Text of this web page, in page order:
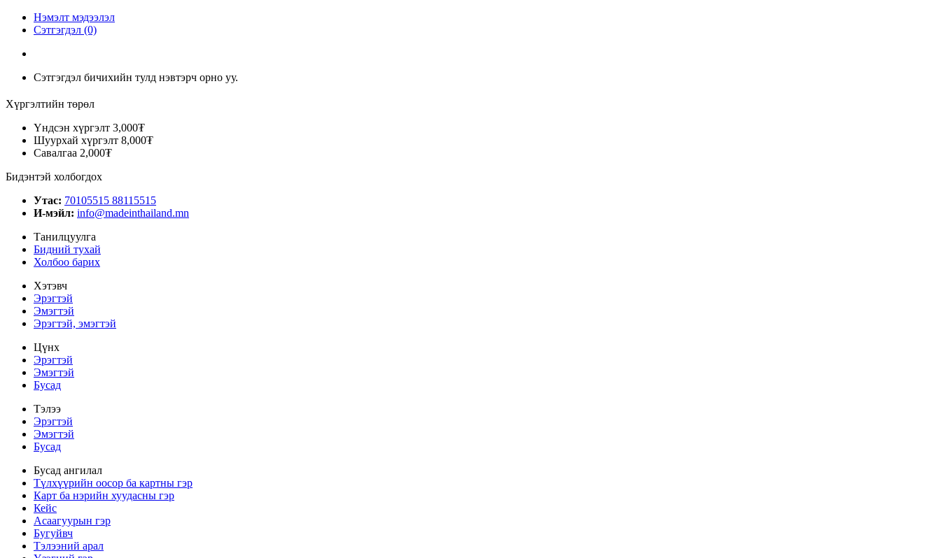
Нэмэлт мэдээлэл
Сэтгэгдэл (0)
Сэтгэгдэл бичихийн тулд нэвтэрч орно уу.
Хүргэлтийн төрөл
Үндсэн хүргэлт 3,000₮
Шуурхай хүргэлт 8,000₮
Савалгаа 2,000₮
Бидэнтэй холбогдох
Утас: 70105515 88115515
И-мэйл: info@madeinthailand.mn
Танилцуулга
Бидний тухай
Холбоо барих
Хэтэвч
Эрэгтэй
Эмэгтэй
Эрэгтэй, эмэгтэй
Цүнх
Эрэгтэй
Эмэгтэй
Бусад
Тэлээ
Эрэгтэй
Эмэгтэй
Бусад
Бусад ангилал
Түлхүүрийн оосор ба картны гэр
Карт ба нэрийн хуудасны гэр
Кейс
Асаагуурын гэр
Бугуйвч
Тэлээний арал